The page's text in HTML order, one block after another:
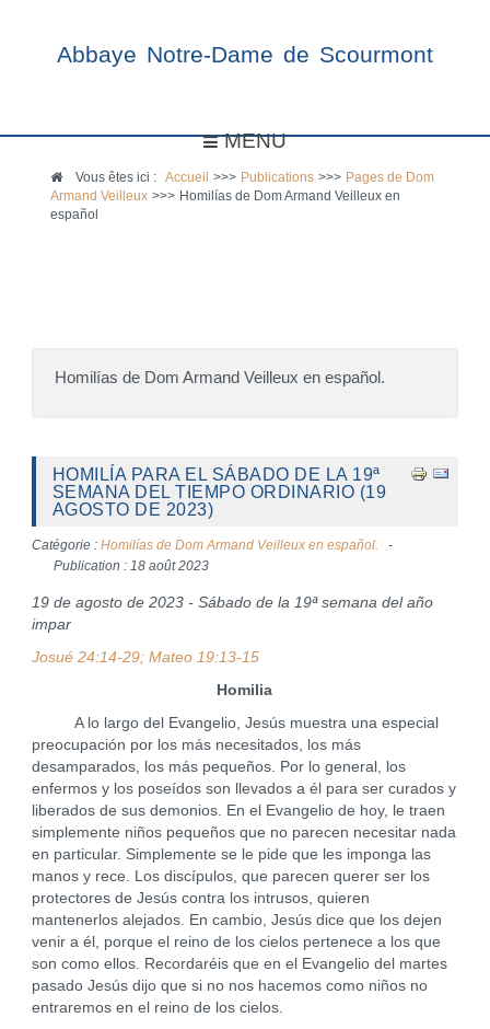
Abbaye Notre-Dame de Scourmont
MENU
Vous êtes ici :Accueil >>> Publications >>> Pages de Dom
Armand Veilleux >>> Homilías de Dom Armand Veilleux en
español
Homilías de Dom Armand Veilleux en español.
HOMILÍA PARA EL SÁBADO DE LA 19ª
SEMANA DEL TIEMPO ORDINARIO (19
AGOSTO DE 2023)
Catégorie : Homilías de Dom Armand Veilleux en español.
Publication : 18 août 2023
19 de agosto de 2023 - Sábado de la 19ª semana del año
impar
Josué 24:14-29; Mateo 19:13-15
Homilia
A lo largo del Evangelio, Jesús muestra una especial
preocupación por los más necesitados, los más
desamparados, los más pequeños. Por lo general, los
enfermos y los poseídos son llevados a él para ser curados y
liberados de sus demonios. En el Evangelio de hoy, le traen
simplemente niños pequeños que no parecen necesitar nada
en particular. Simplemente se le pide que les imponga las
manos y rece. Los discípulos, que parecen querer ser los
protectores de Jesús contra los intrusos, quieren
mantenerlos alejados. En cambio, Jesús dice que los dejen
venir a él, porque el reino de los cielos pertenece a los que
son como ellos. Recordaréis que en el Evangelio del martes
pasado Jesús dijo que si no nos hacemos como niños no
entraremos en el reino de los cielos.